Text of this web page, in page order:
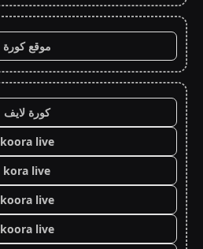
موقع كورة
كورة لايف
koora live
kora live
koora live
koora live